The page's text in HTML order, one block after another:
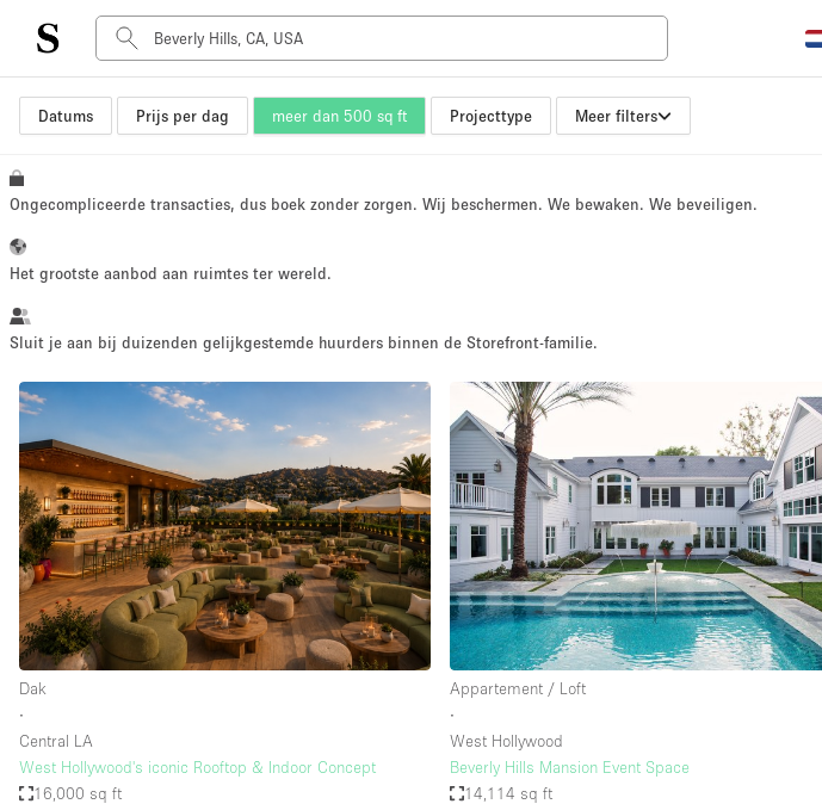
Datums Prijs per dag meer dan 500 sq ft Projecttype Meer filters
Type ruimte Advertentieruimte
Boot
Kraampje / Marktkraam
Markt / Festival
Overige
Salon
Vergaderruimte
Winkel delen
Airconditioning
Ongecompliceerde transacties, dus boek zonder zorgen. Wij beschermen. We bewaken. We beveiligen.
Het grootste aanbod aan ruimtes ter wereld.
Sluit je aan bij duizenden gelijkgestemde huurders binnen de Storefront-familie.
Dak
∙
Central LA
West Hollywood's iconic Rooftop & Indoor Concept
16,000 sq ft
Appartement / Loft
∙
West Hollywood
Beverly Hills Mansion Event Space
14,114 sq ft